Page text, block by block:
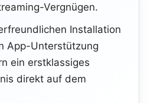
Vergnügen.
Installation
App-Unterstützung
ein erstklassiges
direkt auf dem